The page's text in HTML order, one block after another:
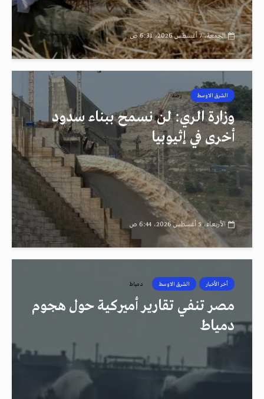
الجمعة، 7 أغسطس 2026، 6:31 ص
الشرق الاوسط رصد
وزارة الري: لن نسمح ببناء سدود
أخرى في إثيوبيا
الأربعاء، 5 أغسطس 2026، 6:44 ص
أخر الأخبار الشرق الاوسط دمياط
مصر تنفي تقارير أميركية حول هجوم
دمياط